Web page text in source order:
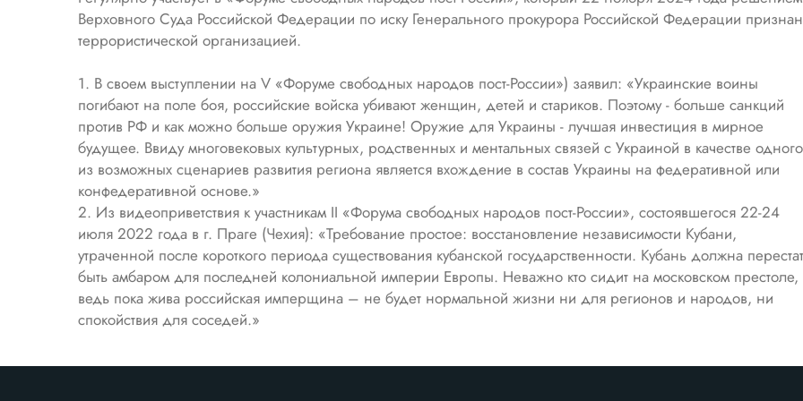
Верховного Суда Российской Федерации по иску Генерального прокурора Российской Федерации признан
террористической организацией.
1. В своем выступлении на V «Форуме свободных народов пост-России») заявил: «Украинские воины
погибают на поле боя, российские войска убивают женщин, детей и стариков. Поэтому - больше санкций
против РФ и как можно больше оружия Украине! Оружие для Украины - лучшая инвестиция в мирное
будущее. Ввиду многовековых культурных, родственных и ментальных связей с Украиной в качестве одного
из возможных сценариев развития региона является вхождение в состав Украины на федеративной или
конфедеративной основе.»
2. Из видеоприветствия к участникам II «Форума свободных народов пост-России», состоявшегося 22-24
июля 2022 года в г. Праге (Чехия): «Требование простое: восстановление независимости Кубани,
утраченной после короткого периода существования кубанской государственности. Кубань должна
быть амбаром для последней колониальной империи Европы. Неважно кто сидит на московском престоле,
ведь пока жива российская имперщина – не будет нормальной жизни ни для регионов и народов, ни
спокойствия для соседей.»